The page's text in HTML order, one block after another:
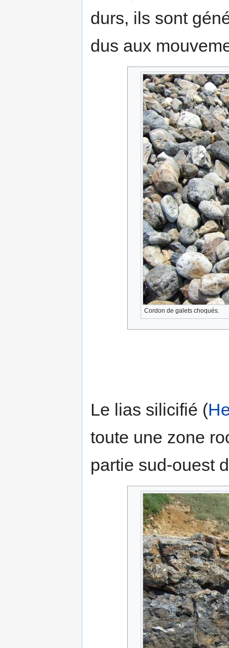
durs, ils sont
dus aux
Cordon de galets choqués.
Le lias silicifié (
toute une zone
partie sud-ouest